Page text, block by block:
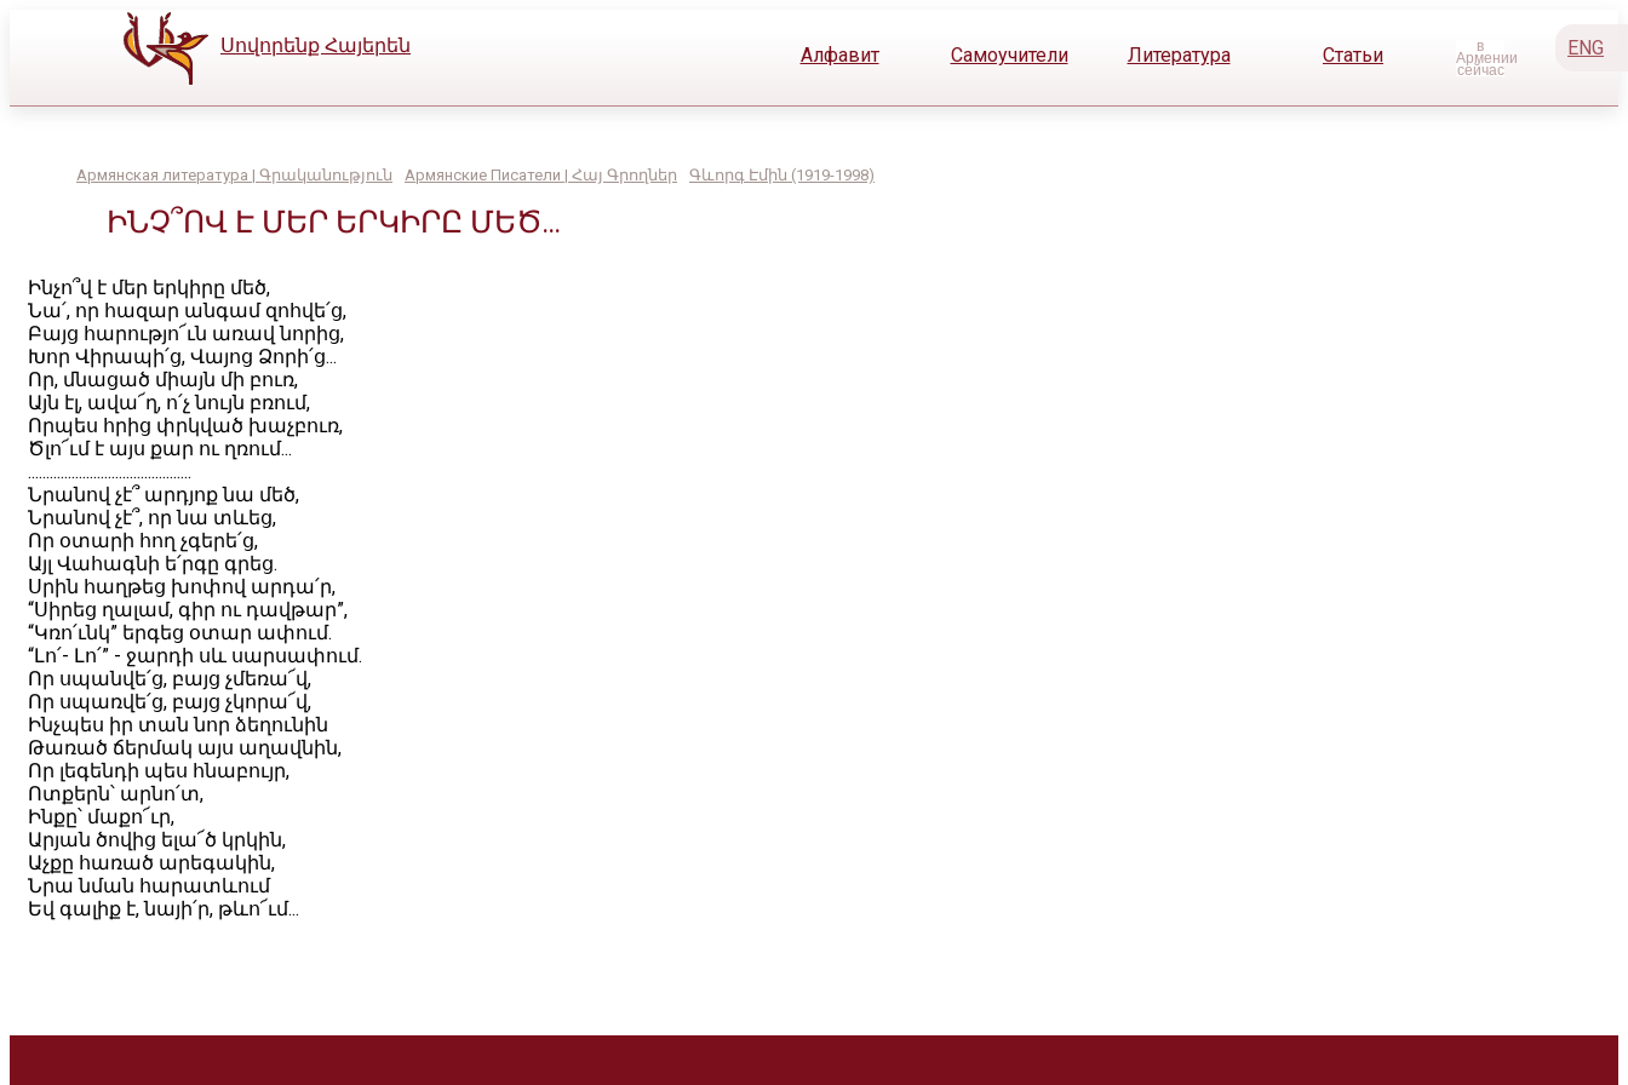
ENG
Սովորենք Հայերեն Алфавит Самоучители Литература Статьи
Армянская литература | Գրականություն Армянские Писатели | Հայ Գրողներ Գևորգ Էմին (1919-1998)
ԻՆՉ՞ՈՎ Է ՄԵՐ ԵՐԿԻՐԸ ՄԵԾ...
Ինչո՞վ է մեր երկիրը մեծ,
Նա՛, որ հազար անգամ զոհվե՛ց,
Բայց հարությո՜ւն առավ նորից,
Խոր Վիրապի՛ց, Վայոց Ձորի՛ց...
Որ, մնացած միայն մի բուռ,
Այն էլ, ավա՜ղ, ո՛չ նույն բռում,
Որպես հրից փրկված խաչբուռ,
Ծլո՜ւմ է այս քար ու ղռում...
.............................................
Նրանով չէ՞ արդյոք նա մեծ,
Նրանով չէ՞, որ նա տևեց,
Որ օտարի հող չգերե՛ց,
Այլ Վահագնի ե՛րգը գրեց.
Սրին հաղթեց խոփով արդա՛ր,
“Սիրեց ղալամ, գիր ու դավթար”,
“Կռո՛ւնկ” երգեց օտար ափում.
“Լո՛- Լո՛” - ջարդի սև սարսափում.
Որ սպանվե՛ց, բայց չմեռա՜վ,
Որ սպառվե՛ց, բայց չկորա՜վ,
Ինչպես իր տան նոր ձեղունին
Թառած ճերմակ այս աղավնին,
Որ լեգենդի պես հնաբույր,
Ոտքերն՝ արնո՛տ,
Ինքը՝ մաքո՜ւր,
Արյան ծովից ելա՜ծ կրկին,
Աչքը հառած արեգակին,
Նրա նման հարատևում
Եվ գալիք է, նայի՛ր, թևո՜ւմ...